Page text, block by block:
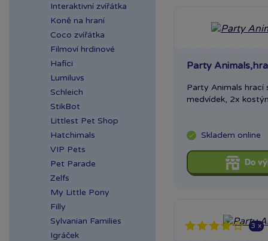
Interaktivní zvířátka
Koně na hraní
Coco zvířátka
Filmoví hrdinové
Hafíci
Lumiluvs
Schleich
StikBot
Littlest Pet Shop
Hatchimals
VIP Pets
Pet Parade
Zelfs
My Little Pony
Filly
Sylvanian Families
Igráček
Party
Party Animals hrací
medvídek, 2x
Skladem online
Do
3 x